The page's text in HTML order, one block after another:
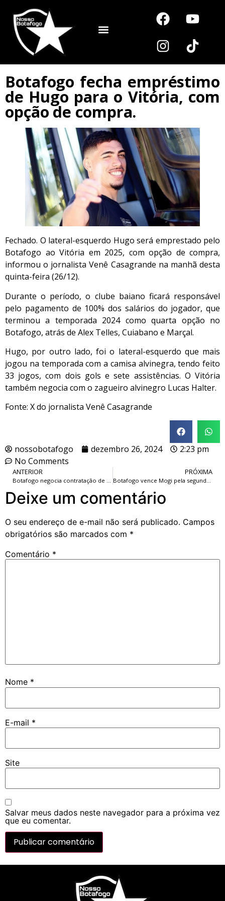
Botafogo fecha empréstimo
de Hugo para o Vitória, com
opção de compra.
Fechado. O lateral-esquerdo Hugo será emprestado pelo
Botafogo ao Vitória em 2025, com opção de compra,
informou o jornalista Venê Casagrande na manhã desta
quinta-feira (26/12).
Durante o período, o clube baiano ficará responsável
pelo pagamento de 100% dos salários do jogador, que
terminou a temporada 2024 como quarta opção no
Botafogo, atrás de Alex Telles, Cuiabano e Marçal.
Hugo, por outro lado, foi o lateral-esquerdo que mais
jogou na temporada com a camisa alvinegra, tendo feito
33 jogos, com dois gols e sete assistências. O Vitória
também negocia com o zagueiro alvinegro Lucas Halter.
Fonte: X do jornalista Venê Casagrande
nossobotafogo dezembro 26, 2024
2:23 pm
No Comments
ANTERIOR PRÓXIMA
Deixe um comentário
O seu endereço de e-mail não será publicado. Campos
obrigatórios são marcados com *
Comentário *
Nome *
E-mail *
Site
Salvar meus dados neste navegador para a próxima vez
que eu comentar.